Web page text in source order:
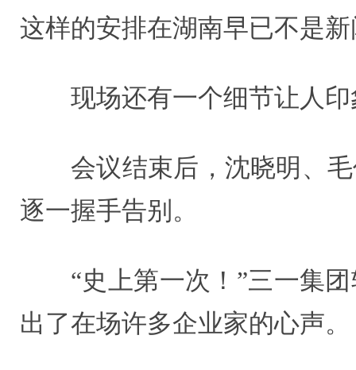
这样的安排在湖南早已不是
现场还有一个细节让人
会议结束后，沈晓明、
逐一握手告别。
“史上第一次！”三一集
出了在场许多企业家的心声。